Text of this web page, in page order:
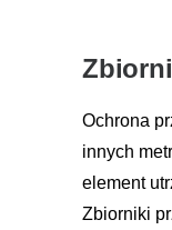
Ochrona
innych
element
Zbiorniki